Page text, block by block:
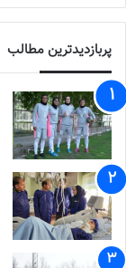
پربازدیدترین مطالب